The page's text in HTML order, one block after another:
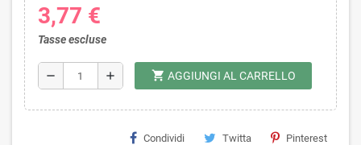
3,77 €
Tasse escluse
remove add shopping_cart AGGIUNGI AL CARRELLO
Condividi Twitta Pinterest